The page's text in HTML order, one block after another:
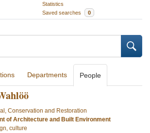
Statistics
Saved searches 0
Departments People
Conservation and Restoration
of Architecture and Built Environment
culture